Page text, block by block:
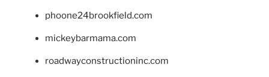
phoone24brookfield.com
mickeybarmama.com
roadwayconstructioninc.com